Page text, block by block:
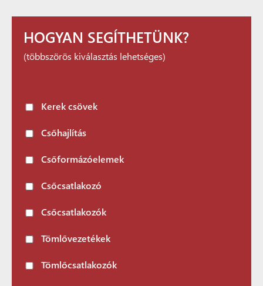
HOGYAN SEGÍTHETÜNK?
(többszörös kiválasztás lehetséges)
Kerek csövek
Csőhajlítás
Csőformázóelemek
Csőcsatlakozó
Csőcsatlakozók
Tömlővezetékek
Tömlőcsatlakozók